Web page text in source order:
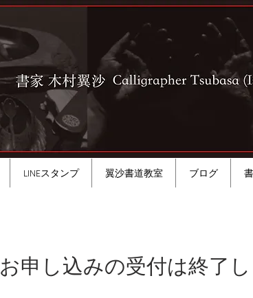
LINEスタンプ 翼沙書道教室 ブログ
お申し込みの受付は終了し